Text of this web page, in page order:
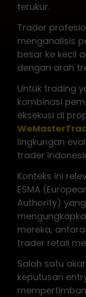
terukur.
Trader
menganalisis
besar ke kecil
dengan arah
Untuk trading
kombinasi
eksekusi di
lingkungan
trader
Konteks ini
ESMA
Authority)
mereka,
trader retail
Salah satu
keputusan